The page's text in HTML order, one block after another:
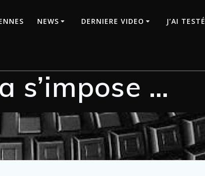
NEWS DERNIERE VIDEO J’AI TESTÉ
s’impose …